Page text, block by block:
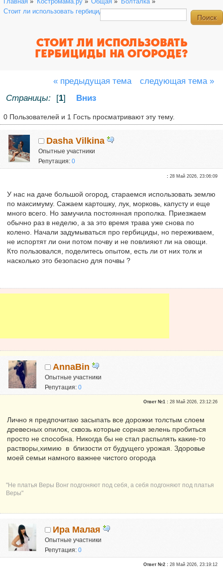
Стоит ли использовать гербициды на огороде?
СТОИТ ЛИ ИСПОЛЬЗОВАТЬ
ГЕРБИЦИДЫ НА ОГОРОДЕ?
« предыдущая тема
следующая тема »
Страницы:
[1] Вниз
0 Пользователей и 1 Гость просматривают эту тему.
Dasha Vilkina
Опытные участники
Репутация:0
:28 Май 2026, 23:06:09
У нас на даче большой огород, стараемся использовать землю
по максимуму. Сажаем картошку, лук, морковь, капусту и еще
много всего. Но замучила постоянная прополка. Приезжаем
обычно раз в неделю, а за это время трава уже снова по
колено. Начали задумываться про гербициды, но переживаем,
не испортят ли они потом почву и не повлияют ли на овощи.
Кто пользовался, поделитесь опытом, есть ли от них толк и
насколько это безопасно для почвы ?
AnnaBin
Опытные участники
Репутация:0
Ответ №1 :28 Май 2026, 23:12:26
Лично я предпочитаю засыпать все дорожки толстым слоем
древесных опилок, сквозь которые сорная зелень пробиться
просто не способна. Никогда бы не стал распылять какие-то
растворы,химию в близости от будущего урожая. Здоровье
моей семьи намного важнее чистого огорода
"Не платья Веры Вонг подгоняют под себя, а себя подгоняют под платья
Веры"
Ира Малая
Опытные участники
Репутация:0
Ответ №2 :28 Май 2026, 23:19:12